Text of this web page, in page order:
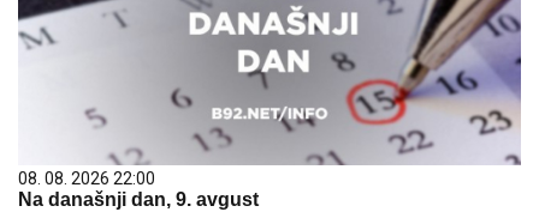
08. 08. 2026 22:00
Na današnji dan, 9. avgust